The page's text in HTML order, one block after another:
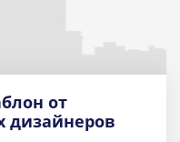
от
дизайнеров